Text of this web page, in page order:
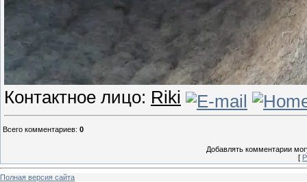
Контактное лицо: Riki
Всего комментариев: 0
Добавлять комментарии
[
Полная версия сайта